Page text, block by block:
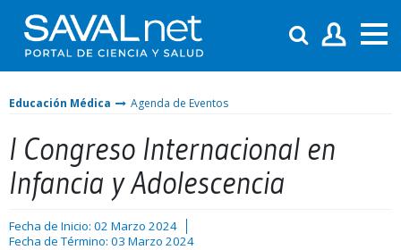
Educación Médica Agenda de Eventos
I Congreso Internacional en
Infancia y Adolescencia
Fecha de Inicio: 02 Marzo 2024
Fecha de Término: 03 Marzo 2024